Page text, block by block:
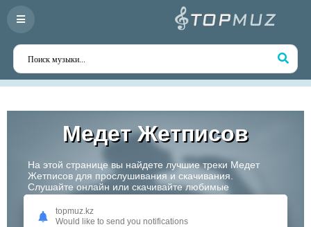
Медет Жетписов
На этой странице вы найдете лучшие треки Медет
Жетписов для прослушивания и скачивания.
Слушайте онлайн или скачивайте любимые
композиции в высоком качестве. Откройте для себя
творчество одного из самых перспективных артистов
Казахстана!
topmuz.kz
Would like to send you notifications